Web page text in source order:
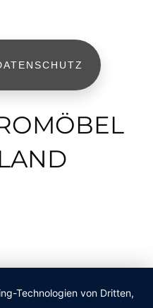
Technologien von Dritten,